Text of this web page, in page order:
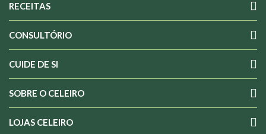
RECEITAS
CONSULTÓRIO
CUIDE DE SI
SOBRE O CELEIRO
LOJAS CELEIRO